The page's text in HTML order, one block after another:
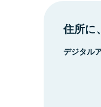
住所に
デジタル